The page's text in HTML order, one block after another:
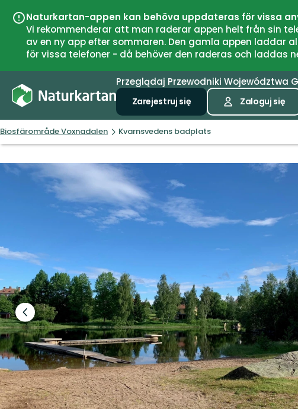
Naturkartan-appen kan behöva uppdateras för vissa
Vi rekommenderar att man raderar appen helt från sin
av en ny app efter sommaren. Den gamla appen
för vissa telefoner - då behöver den raderas och laddas
Przeglądaj Przewodniki Województwa
Zarejestruj się Zaloguj się
Biosfärområde Voxnadalen Kvarnsvedens badplats
Poprzedni
slajd